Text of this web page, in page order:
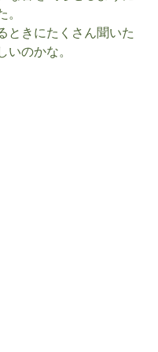
ときにたくさん聞いた
いのかな。